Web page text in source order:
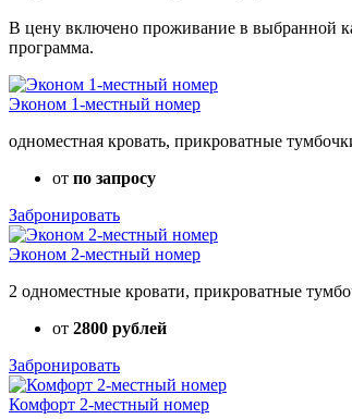
В цену включено проживание в выбранной
программа.
Эконом 1-местный номер
одноместная кровать, прикроватные
от по запросу
Забронировать
Эконом 2-местный номер
2 одноместные кровати, прикроватные
от 2800 рублей
Забронировать
Комфорт 2-местный номер